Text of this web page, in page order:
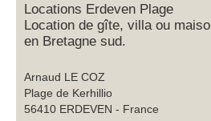
Locations Erdeven Plage
Location de gîte, villa ou
en Bretagne sud.
Arnaud LE COZ
Plage de Kerhillio
56410 ERDEVEN - France